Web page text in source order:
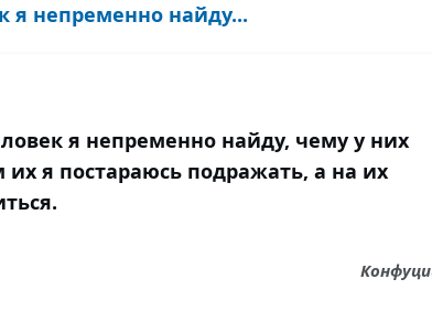
я непременно найду...
я непременно найду, чему у них
их я постараюсь подражать, а на их